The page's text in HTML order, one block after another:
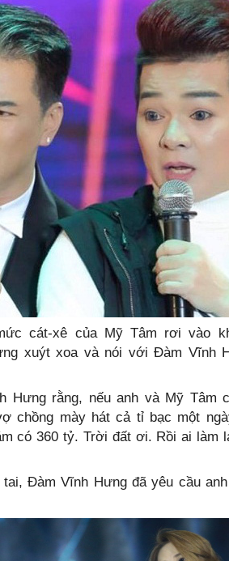
cát-xê của Mỹ Tâm rơi vào
xuýt xoa và nói với Đàm Vĩnh
Hưng rằng, nếu anh và Mỹ Tâm
chồng mày hát cả tỉ bạc một
có 360 tỷ. Trời đất ơi. Rồi ai làm
tai, Đàm Vĩnh Hưng đã yêu cầu